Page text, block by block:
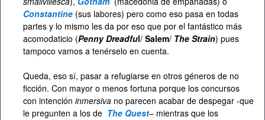
Constantine (sus labores) pero como eso pasa en todas
partes y lo mismo les da por eso que por el fantástico más
acomodaticio (Penny Dreadful/ Salem/ The Strain) pues
tampoco vamos a tenérselo en cuenta.
Queda, eso sí, pasar a refugiarse en otros géneros de no
ficción. Con mayor o menos fortuna porque los concursos
con intención inmersiva no parecen acabar de despegar -que
le pregunten a los de The Quest– mientras que los